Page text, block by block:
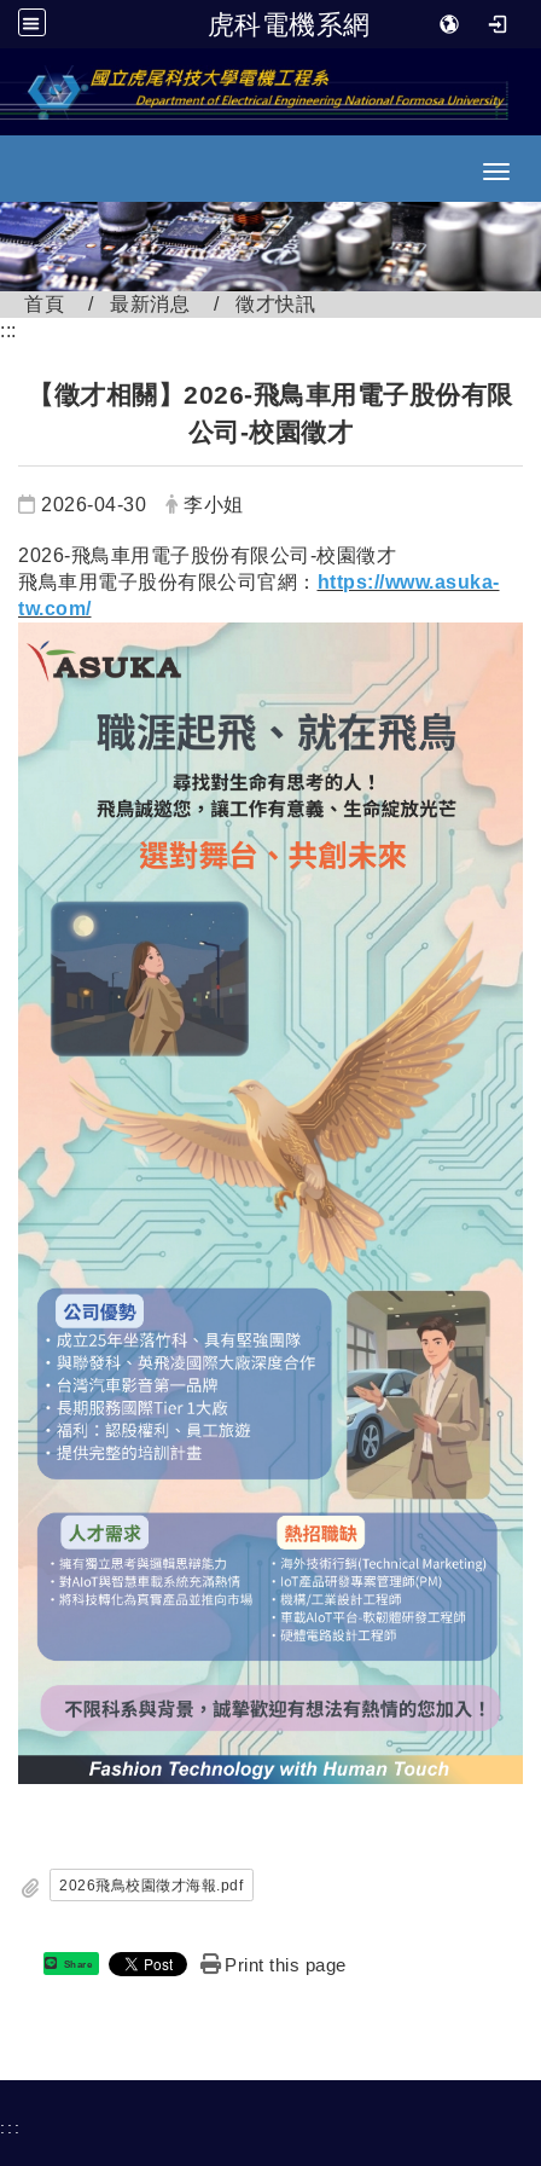
虎科電機系網
跳到主要內容
首頁 最新消息
徵才快訊
:::
【徵才相關】2026-飛鳥車用電子股份有限
公司-校園徵才
日期：
2026-04-30 發布者：
李小姐
2026-飛鳥車用電子股份有限公司-校園徵才
飛鳥車用電子股份有限公司官網：
https://www.asuka-
tw.com/
2026飛鳥校園徵才海報.pdf
Share Print this page
:::